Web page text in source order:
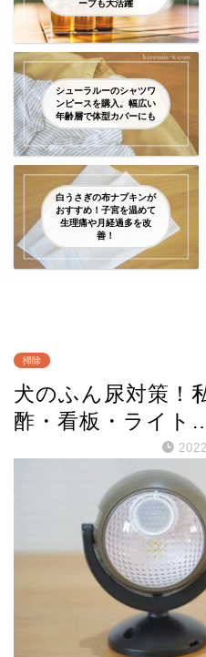
ーブも大活躍
シューラルーのシャツワ
ンピースを購入。幅広い
年齢層で体型カバーにも
白うさぎの布ナプキンが
おすすめ！子宮を温めて
生理痛や月経過多を改
善！
掃除
犬のふん尿対策！
酢・看板・ライト